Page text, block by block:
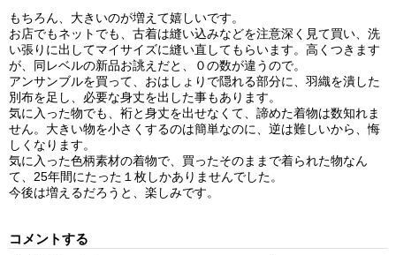
もちろん、大きいのが増えて嬉しいです。
お店でもネットでも、古着は縫い込みなどを注意深く見て買い、洗
い張りに出してマイサイズに縫い直してもらいます。高くつきます
が、同レベルの新品お誂えだと、０の数が違うので。
アンサンブルを買って、おはしょりで隠れる部分に、羽織を潰した
別布を足し、必要な身丈を出した事もあります。
気に入った物でも、裄と身丈を出せなくて、諦めた着物は数知れま
せん。大きい物を小さくするのは簡単なのに、逆は難しいから、悔
しくなります。
気に入った色柄素材の着物で、買ったそのままで着られた物なん
て、25年間にたった１枚しかありませんでした。
今後は増えるだろうと、楽しみです。
コメントする